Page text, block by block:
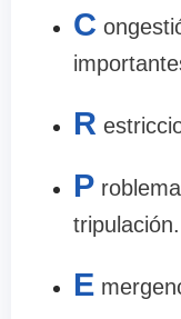
C
R
P
tripulación.
E